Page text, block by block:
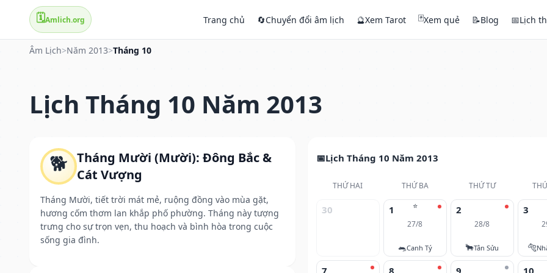
🗓️Amlich.org Trang chủ 🔄Chuyển đổi âm lịch 🔮Xem Tarot 🃏Xem quẻ 📝Blog 📅Lịch
Âm Lịch>Năm 2013>Tháng 10
Lịch Tháng 10 Năm 2013
🐕 Tháng Mười (Mười): Đông Bắc &
Cát Vượng
Tháng Mười, tiết trời mát mẻ, ruộng đồng vào mùa gặt,
hương cốm thơm lan khắp phố phường. Tháng này tượng
trưng cho sự trọn vẹn, thu hoạch và bình hòa trong cuộc
sống gia đình.
Lịch Tháng 10 Năm 2013
THỨ HAI THỨ BA THỨ TƯ
30 ⭐
1
27/8
🐀Canh Tý
2
28/8
🐂Tân Sửu
3
🐅
7 8 9 10